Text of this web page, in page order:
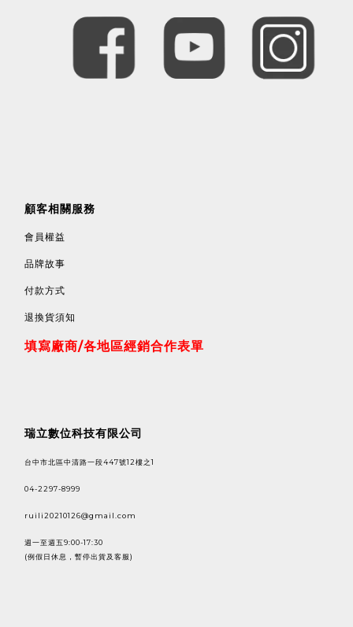
顧客相關服務
會員權益
品牌故事
付款方式
退換貨須知
填寫廠商/各地區經銷合作表單
瑞立數位科技有限公司
台中市北區中清路一段447號12樓之1
04-2297-8999
ruili20210126@gmail.com
週一至週五9:00-17:30
(例假日休息，暫停出貨及客服)